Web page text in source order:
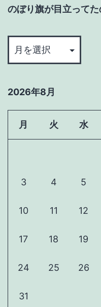
ぼ
旗
を
ナ
策
の
旗
のぼり旗が目立って
り
が
目
っ
2026年8月
月 火 水
3 4 5
10 11 12
17 18 19
24 25 26
31